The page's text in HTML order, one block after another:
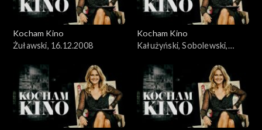
Kocham Kino
Żuławski, 16.12.2008
Kocham Kino
Kałużyński, Sobolewski,